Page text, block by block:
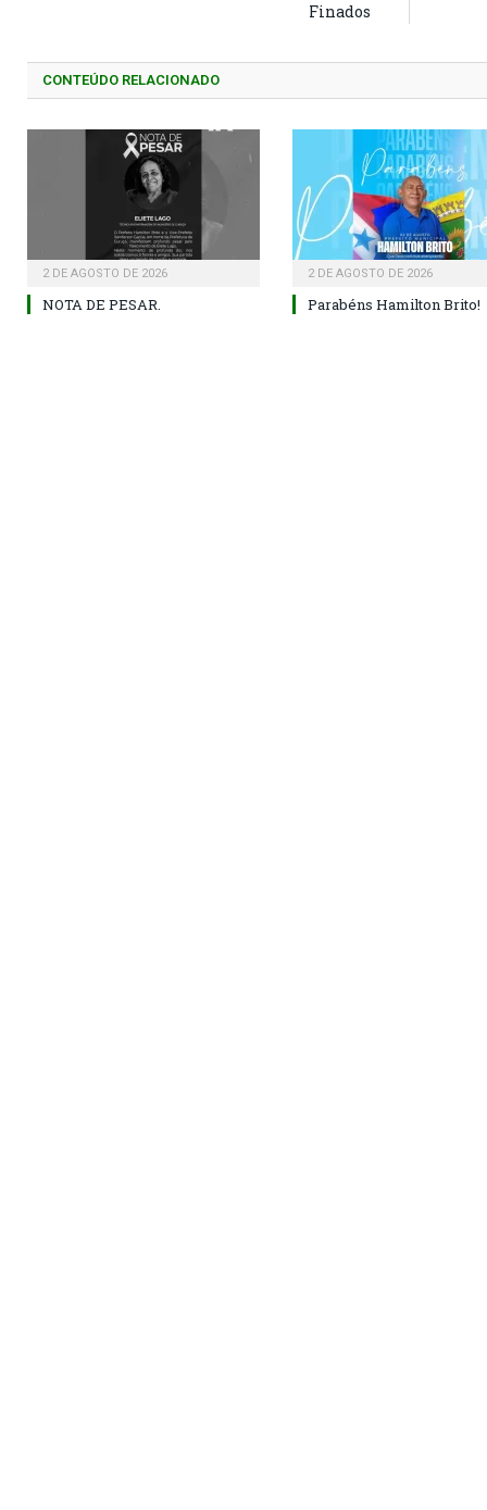
Finados
CONTEÚDO RELACIONADO
2 DE AGOSTO DE 2026
NOTA DE PESAR.
2 DE AGOSTO DE 2026
Parabéns Hamilton Brito!